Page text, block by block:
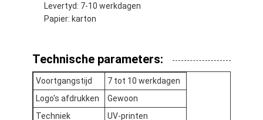
Thuis
Producten
Over Ons
Levertyd: 7-10 werkdagen
Papier: karton
Technische parameters:
Voortgangstijd
7 tot 10 werkdagen
Logo's afdrukken
Gewoon
Techniek
UV-printen